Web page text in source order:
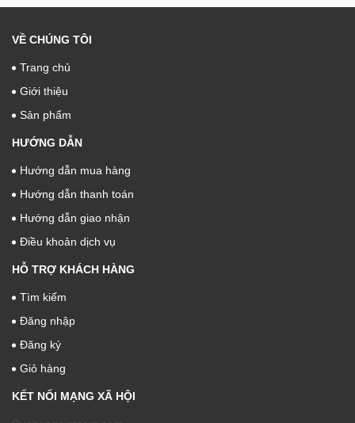
VỀ CHÚNG TÔI
Trang chủ
Giới thiệu
Sản phẩm
HƯỚNG DẪN
Hướng dẫn mua hàng
Hướng dẫn thanh toán
Hướng dẫn giao nhận
Điều khoản dịch vụ
HỖ TRỢ KHÁCH HÀNG
Tìm kiếm
Đăng nhập
Đăng ký
Giỏ hàng
KẾT NỐI MẠNG XÃ HỘI